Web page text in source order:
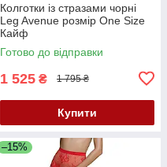
Колготки із стразами чорні
Leg Avenue розмір One Size
Кайф
Готово до відправки
1 525 ₴ 1 795 ₴
Купити
–15%